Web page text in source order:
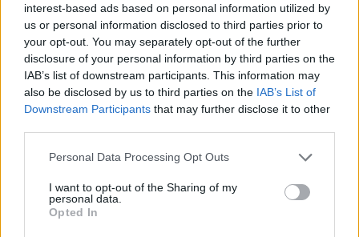
interest-based ads based on personal information utilized by
us or personal information disclosed to third parties prior to
your opt-out. You may separately opt-out of the further
disclosure of your personal information by third parties on the
IAB’s list of downstream participants. This information may
also be disclosed by us to third parties on the IAB’s List of
Downstream Participants that may further disclose it to other
Please note that this website/app uses one or more Google
not limited to your visit or usage behaviour. You may click to
grant or deny consent to Google and its third-party tags to
use your data for below specified purposes in below Google
Personal Data Processing Opt Outs
I want to opt-out of the Sharing of my
personal data.
Opted In
Program
Fredag 29. november
11:00: 10km klassisk individuell start, kvinner
13:40: 10km klassisk individuell start, menn
Startlister, detaljer og resultater
TV: NRK
Lørdag 30. november
12:30: Sprint klassisk finaler, kvinner og menn
Startlister, detaljer og resultater